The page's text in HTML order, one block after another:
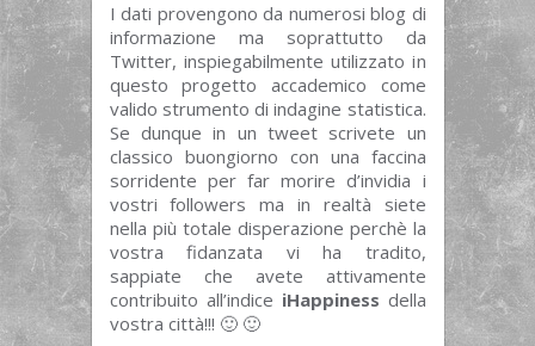
I dati provengono da numerosi blog di
informazione ma soprattutto da
Twitter, inspiegabilmente utilizzato in
questo progetto accademico come
valido strumento di indagine statistica.
Se dunque in un tweet scrivete un
classico buongiorno con una faccina
sorridente per far morire d’invidia i
vostri followers ma in realtà siete
nella più totale disperazione perchè la
vostra fidanzata vi ha tradito,
sappiate che avete attivamente
contribuito all’indice iHappiness della
vostra città!!! 🙂 🙂